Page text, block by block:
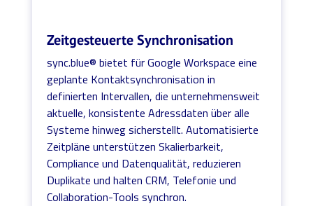
Zeitgesteuerte Synchronisation
sync.blue® bietet für Google Workspace eine
geplante Kontaktsynchronisation in
definierten Intervallen, die unternehmensweit
aktuelle, konsistente Adressdaten über alle
Systeme hinweg sicherstellt. Automatisierte
Zeitpläne unterstützen Skalierbarkeit,
Compliance und Datenqualität, reduzieren
Duplikate und halten CRM, Telefonie und
Collaboration-Tools synchron.